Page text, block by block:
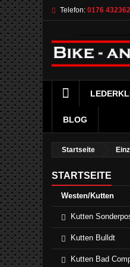
Telefon: 0176
BLOG
Startseite
STARTSEITE
Westen/Kutten
Kutten
Kutten Bulldt
Kutten Bad